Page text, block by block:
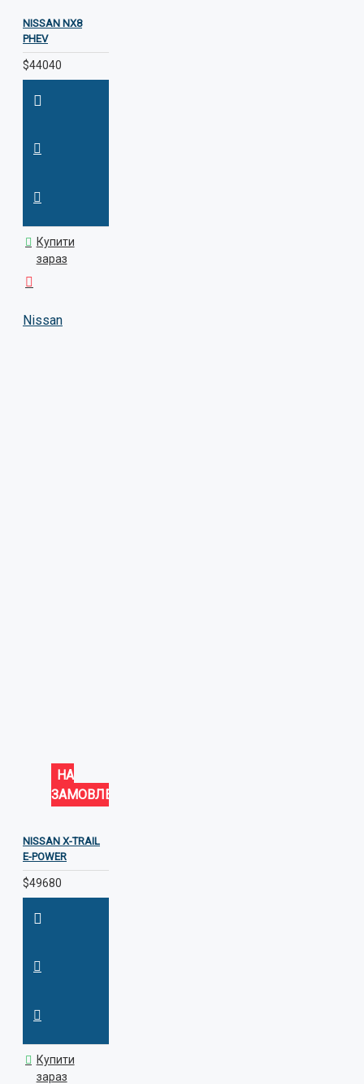
NISSAN NX8
PHEV
$44040
Купити
зараз
Nissan
НА
ЗАМОВЛЕННЯ
NISSAN X-TRAIL
E-POWER
$49680
Купити
зараз